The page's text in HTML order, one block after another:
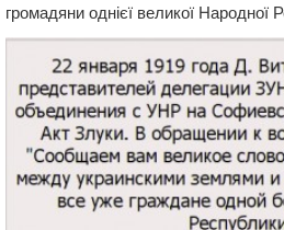
громадяни однієї великої Народної